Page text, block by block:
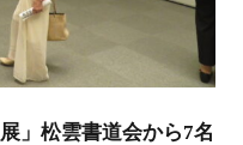
」松雲書道会から7名